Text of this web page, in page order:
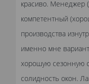
красиво. Менеджер
компетентный
производства
именно мне
хорошую сезонную
солидность окон.